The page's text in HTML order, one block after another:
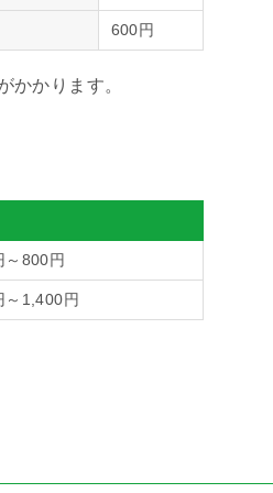
600円
かかります。
～800円
～1,400円